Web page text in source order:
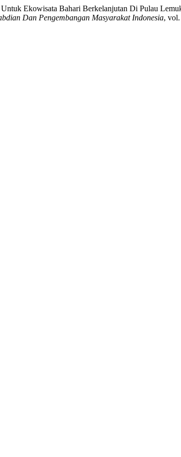
Ekowisata Bahari Berkelanjutan Di Pulau
Dan Pengembangan Masyarakat Indonesia,